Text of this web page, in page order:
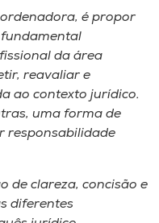
é propor
fundamental
da área
reavaliar e
ao contexto jurídico.
uma forma de
responsabilidade
de clareza, concisão e
diferentes